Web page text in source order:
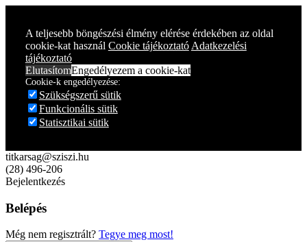
A teljesebb böngészési élmény elérése érdekében az oldal
cookie-kat használ Cookie tájékoztató Adatkezelési
tájékoztató
ElutasítomEngedélyezem a cookie-kat
Cookie-k engedélyezése:
Szükségszerű sütik
Funkcionális sütik
Statisztikai sütik
titkarsag@sziszi.hu
(28) 496-206
Bejelentkezés
Belépés
Még nem regisztrált? Tegye meg most!